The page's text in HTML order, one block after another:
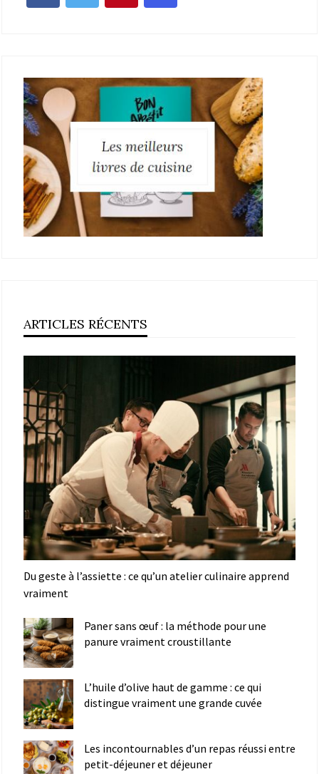
ARTICLES RÉCENTS
Du geste à l’assiette : ce qu’un atelier culinaire apprend
vraiment
Paner sans œuf : la méthode pour une
panure vraiment croustillante
L’huile d’olive haut de gamme : ce qui
distingue vraiment une grande cuvée
Les incontournables d’un repas réussi entre
petit-déjeuner et déjeuner